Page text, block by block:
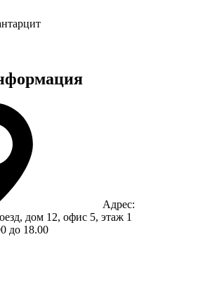
Адрес:
дом 12, офис 5, этаж 1
до 18.00